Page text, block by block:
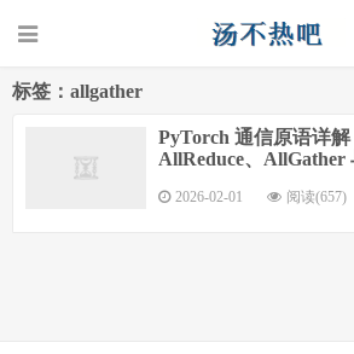
标签：allgather
PyTorch 通信原语详
AllReduce、AllGather
2026-02-01 阅读(657)